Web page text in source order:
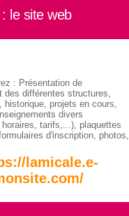
le site web
: Présentation de
des différentes structures,
historique, projets en cours,
divers
tarifs,...), plaquettes
d'inscription, photos,
lamicale.e-